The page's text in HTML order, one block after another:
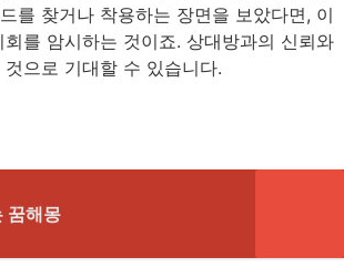
를 찾거나 착용하는 장면을 보았다면, 이
를 암시하는 것이죠. 상대방과의 신뢰와
으로 기대할 수 있습니다.
꿈해몽